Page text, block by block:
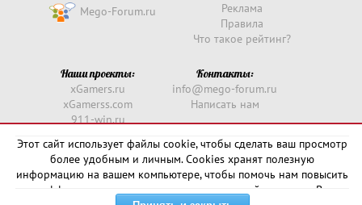
Mego-Forum.ru
Реклама
Правила
Что такое рейтинг?
Наши проекты:
xGamers.ru
xGamerss.com
911-win.ru
Контакты:
info@mego-forum.ru
Написать нам
Copyright © 2016 -2026
Этот сайт использует файлы cookie, чтобы сделать ваш просмотр
более удобным и личным. Cookies хранят полезную
информацию на вашем компьютере, чтобы помочь нам повысить
эффективность и актуальность нашего сайта для вас. В